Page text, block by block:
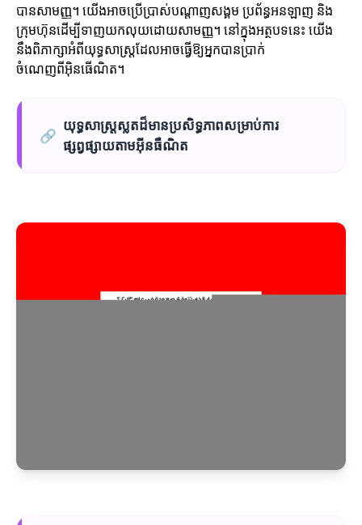
បានសាមញ្ញ។ យើងអាចប្រើប្រាស់បណ្តាញសង្គម ប្រព័ន្ធអនឡាញ និង
ក្រុមហ៊ុនដើម្បីទាញយកលុយដោយសាមញ្ញ។ នៅក្នុងអត្ថបទនេះ យើង
នឹងពិភាក្សាអំពីយុទ្ធសាស្ត្រដែលអាចធ្វើឱ្យអ្នកបានប្រាក់
ចំណេញពីអ៊ិនធើណិត។
🔗
យុទ្ធសាស្ត្រស្លតដ៏មានប្រសិទ្ធភាពសម្រាប់ការ
ផ្សព្វផ្សាយតាមអ៊ីនធឺណិត